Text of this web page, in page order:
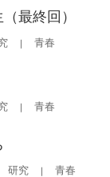
最終回）
青春
青春
研究 青春